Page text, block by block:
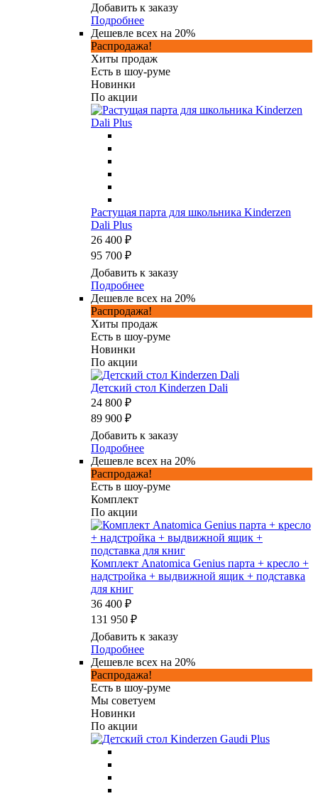
Добавить к заказу
Подробнее
Дешевле всех на 20%
Распродажа!
Хиты продаж
Есть в шоу-руме
Новинки
По акции
Растущая парта для школьника Kinderzen
Dali Plus
26 400 ₽
95 700 ₽
Добавить к заказу
Подробнее
Дешевле всех на 20%
Распродажа!
Хиты продаж
Есть в шоу-руме
Новинки
По акции
Детский стол Kinderzen Dali
24 800 ₽
89 900 ₽
Добавить к заказу
Подробнее
Дешевле всех на 20%
Распродажа!
Есть в шоу-руме
Комплект
По акции
Комплект Anatomica Genius парта + кресло +
надстройка + выдвижной ящик + подставка
для книг
36 400 ₽
131 950 ₽
Добавить к заказу
Подробнее
Дешевле всех на 20%
Распродажа!
Есть в шоу-руме
Мы советуем
Новинки
По акции